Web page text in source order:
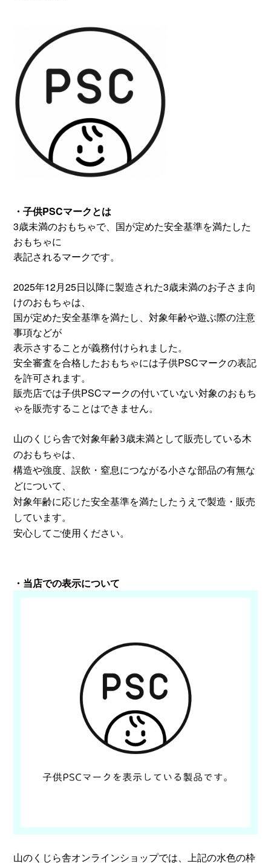
・子供PSCマークとは
3歳未満のおもちゃで、国が定めた安全基準を満たした
おもちゃに
表記されるマークです。
2025年12月25日以降に製造された3歳未満のお子さま向
けのおもちゃは、
国が定めた安全基準を満たし、対象年齢や遊ぶ際の注意
事項などが
表示さすることが義務付けられました。
安全審査を合格したおもちゃには子供PSCマークの表記
を許可されます。
販売店では子供PSCマークの付いていない対象のおもち
ゃを販売することはできません。
山のくじら舎で対象年齢3歳未満として販売している木
のおもちゃは、
構造や強度、誤飲・窒息につながる小さな部品の有無な
どについて、
対象年齢に応じた安全基準を満たしたうえで製造・販売
しています。
安心してご使用ください。
・当店での表示について
山のくじら舎オンラインショップでは、上記の水色の枠